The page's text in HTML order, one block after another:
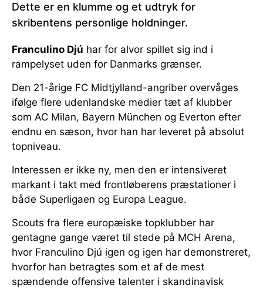
Dette er en klumme og et udtryk for
skribentens personlige holdninger.
Franculino Djú har for alvor spillet sig ind i
rampelyset uden for Danmarks grænser.
Den 21-årige FC Midtjylland-angriber overvåges
ifølge flere udenlandske medier tæt af klubber
som AC Milan, Bayern München og Everton efter
endnu en sæson, hvor han har leveret på absolut
topniveau.
Interessen er ikke ny, men den er intensiveret
markant i takt med frontløberens præstationer i
både Superligaen og Europa League.
Scouts fra flere europæiske topklubber har
gentagne gange været til stede på MCH Arena,
hvor Franculino Djú igen og igen har demonstreret,
hvorfor han betragtes som et af de mest
spændende offensive talenter i skandinavisk